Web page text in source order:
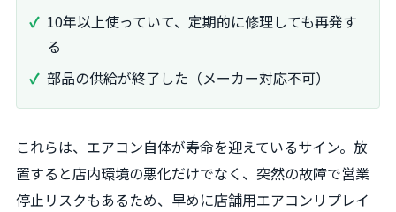
10年以上使っていて、定期的に修理しても再発す
る
部品の供給が終了した（メーカー対応不可）
これらは、エアコン自体が寿命を迎えているサイン。放
置すると店内環境の悪化だけでなく、突然の故障で営業
停止リスクもあるため、早めに店舗用エアコンリプレイ